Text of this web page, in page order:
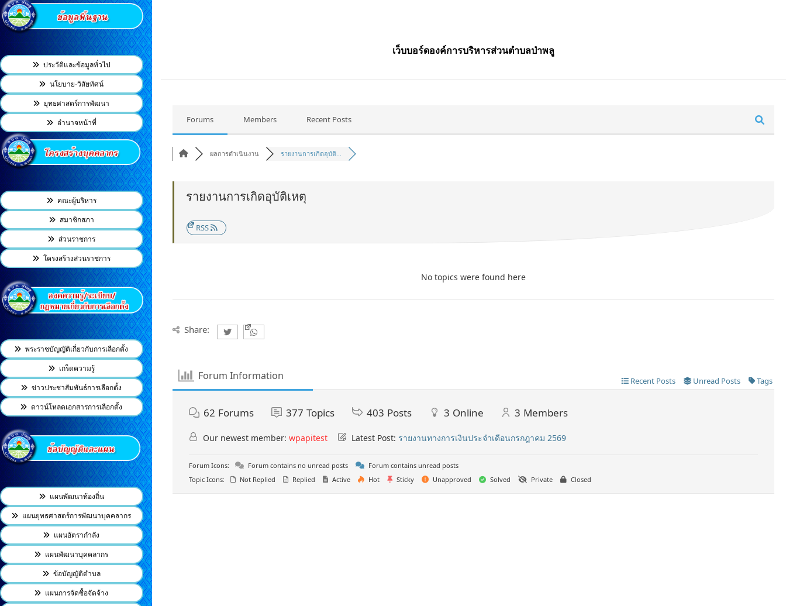
ประวัติและข้อมูลทั่วไป
นโยบาย-วิสัยทัศน์
ยุทธศาสตร์การพัฒนา
อำนาจหน้าที่
คณะผู้บริหาร
สมาชิกสภา
ส่วนราชการ
โครงสร้างส่วนราชการ
พระราชบัญญัติเกี่ยวกับการเลือกตั้ง
เกร็ดความรู้
ข่าวประชาสัมพันธ์การเลือกตั้ง
ดาวน์โหลดเอกสารการเลือกตั้ง
แผนพัฒนาท้องถิ่น
แผนยุทธศาสตร์การพัฒนาบุคคลากร
แผนอัตรากำลัง
แผนพัฒนาบุคคลากร
ข้อบัญญัติตำบล
แผนการจัดซื้อจัดจ้าง
เว็บบอร์ดองค์การบริหารส่วนตำบลป่าพลู
Forums Members Recent Posts
ผลการดำเนินงาน รายงานการเกิดอุบัติ...
รายงานการเกิดอุบัติเหตุ
RSS
No topics were found here
Share:
Forum Information Recent Posts Unread Posts Tags
62 Forums 377 Topics 403 Posts 3 Online 3 Members
Our newest member: wpapitest Latest Post: รายงานทางการเงินประจำเดือนกรกฎาคม 2569
Forum Icons: Forum contains no unread posts
Forum contains unread posts
Topic Icons:
Not Replied Replied Active Hot Sticky Unapproved Solved Private Closed